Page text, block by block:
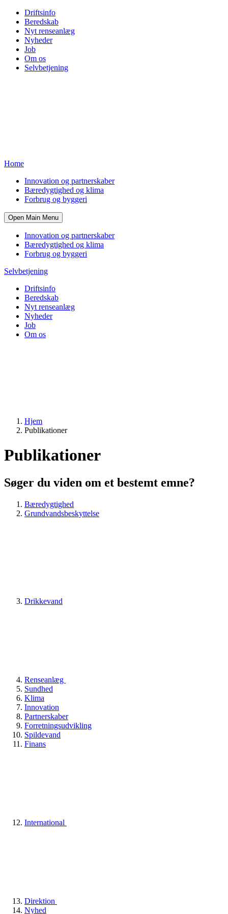
Driftsinfo
Beredskab
Nyt renseanlæg
Nyheder
Job
Om os
Selvbetjening
Home
Innovation og partnerskaber
Bæredygtighed og klima
Forbrug og byggeri
Open Main Menu
Innovation og partnerskaber
Bæredygtighed og klima
Forbrug og byggeri
Selvbetjening
Driftsinfo
Beredskab
Nyt renseanlæg
Nyheder
Job
Om os
Hjem
Publikationer
Publikationer
Søger du viden om et bestemt emne?
Bæredygtighed
Grundvandsbeskyttelse
Drikkevand
Renseanlæg
Sundhed
Klima
Innovation
Partnerskaber
Forretningsudvikling
Spildevand
Finans
International
Direktion
Nyhed